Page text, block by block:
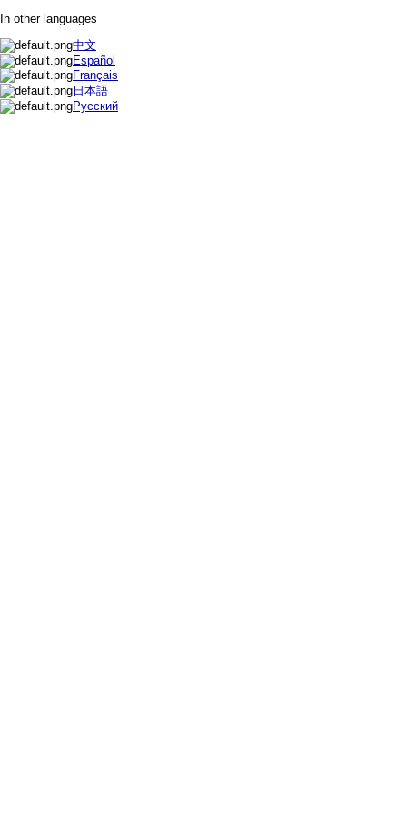
In other languages
中文
Español
Français
日本語
Русский